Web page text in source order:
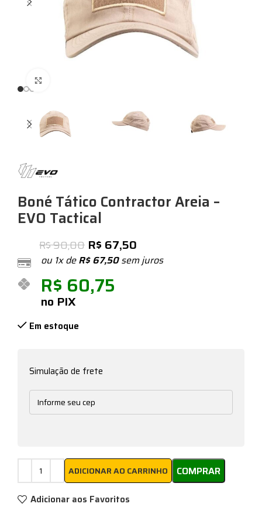
Boné Tático Contractor Areia –
EVO Tactical
R$90,00 R$ 67,50
ou 1x deR$67,50sem juros
R$ 60,75
no PIX
Em estoque
Simulação de frete
ADICIONAR AO CARRINHO COMPRAR
Adicionar aos Favoritos